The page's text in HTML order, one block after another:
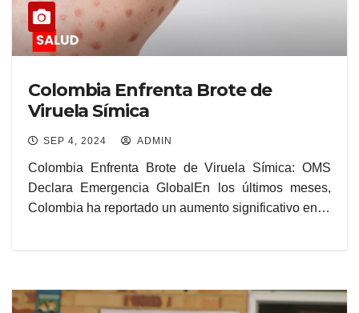
Colombia Enfrenta Brote de
Viruela Símica
SEP 4, 2024 ADMIN
Colombia Enfrenta Brote de Viruela Símica: OMS
Declara Emergencia GlobalEn los últimos meses,
Colombia ha reportado un aumento significativo en…